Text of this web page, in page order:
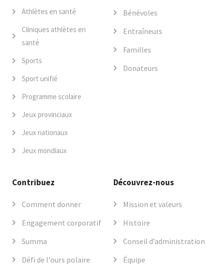
Athlètes en santé
Cliniques athlètes en
santé
Sports
Sport unifié
Programme scolaire
Jeux provinciaux
Jeux nationaux
Jeux mondiaux
Bénévoles
Entraîneurs
Familles
Donateurs
Contribuez
Comment donner
Engagement corporatif
Summa
Défi de l'ours polaire
Découvrez-nous
Mission et valeurs
Histoire
Conseil d’administration
Équipe